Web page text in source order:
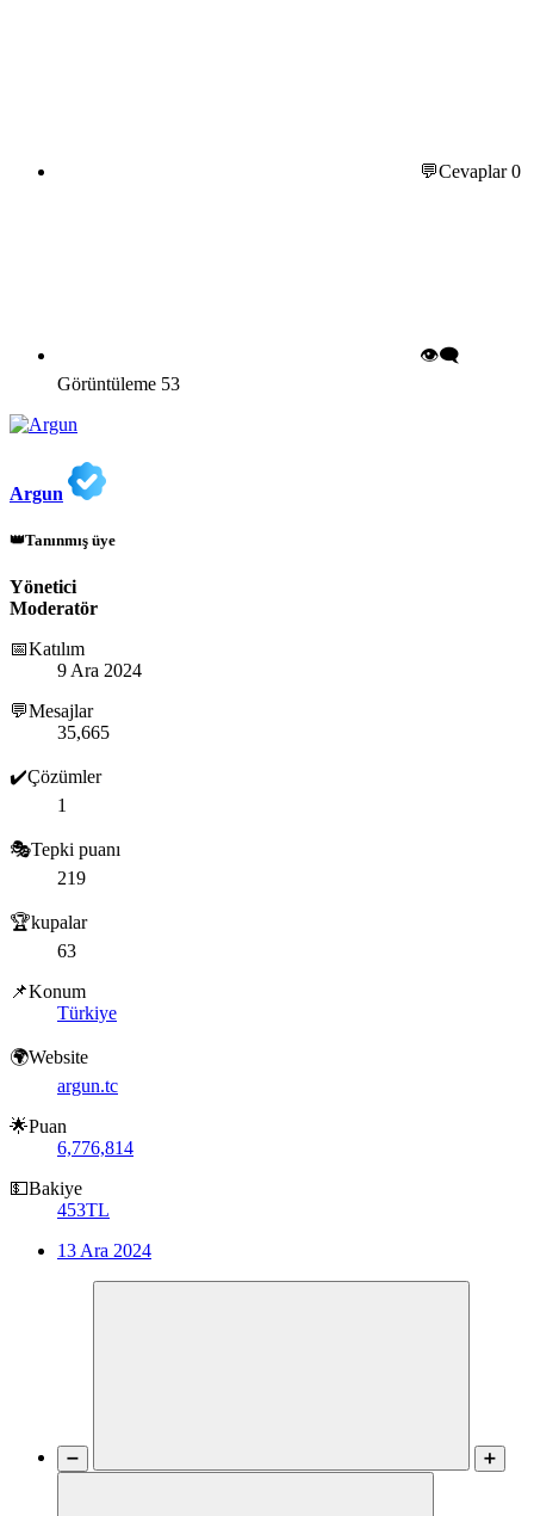
💬Cevaplar0
👁️‍🗨️
Görüntüleme 53
Argun
👑Tanınmış üye
Yönetici
Moderatör
📅Katılım
9 Ara 2024
💬Mesajlar
35,665
✔️Çözümler
1
🎭Tepki puanı
219
🏆kupalar
63
📌Konum
Türkiye
🌍Website
argun.tc
🌟Puan
6,776,814
💵Bakiye
453TL
13 Ara 2024
➖ ➕